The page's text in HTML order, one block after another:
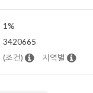
1%
3420665
(조건) 지역별